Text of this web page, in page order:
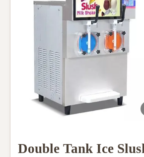
Double Tank Ice